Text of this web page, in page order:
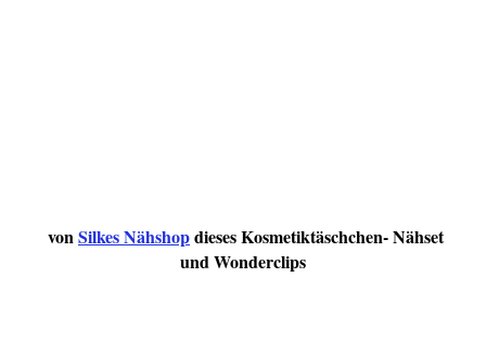
vonSilkes Nähshopdieses Kosmetiktäschchen- Nähset
und Wonderclips